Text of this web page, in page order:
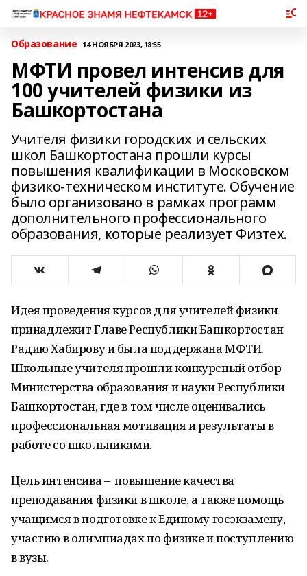
Образование 14 НОЯБРЯ 2023, 18:55
МФТИ провел интенсив для
100 учителей физики из
Башкортостана
Учителя физики городских и сельских
школ Башкортостана прошли курсы
повышения квалификации в Московском
физико-техническом институте. Обучение
было организовано в рамках программ
дополнительного профессионального
образования, которые реализует Физтех.
Идея проведения курсов для учителей физики
принадлежит Главе Республики Башкортостан
Радию Хабирову и была поддержана МФТИ.
Школьные учителя прошли конкурсный отбор
Министерства образования и науки Республики
Башкортостан, где в том числе оценивались
профессиональная мотивация и результаты в
работе со школьниками.
Цель интенсива – повышение качества
преподавания физики в школе, а также помощь
учащимся в подготовке к Единому госэкзамену,
участию в олимпиадах по физике и поступлению
в вузы.